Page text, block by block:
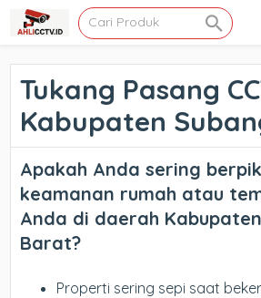
Tukang Pasang
Kabupaten
Apakah Anda sering
keamanan rumah atau
Anda di daerah
Barat?
Properti sering sepi saat